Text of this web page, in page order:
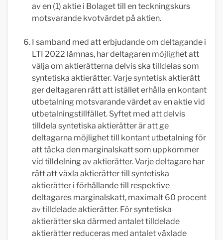
av en (1) aktie i Bolaget till en teckningskurs
motsvarande kvotvärdet på aktien.
I samband med att erbjudande om deltagande i
LTI 2022 lämnas, har deltagaren möjlighet att
välja om aktierätterna delvis ska tilldelas som
syntetiska aktierätter. Varje syntetisk aktierätt
ger deltagaren rätt att istället erhålla en kontant
utbetalning motsvarande värdet av en aktie vid
utbetalningstillfället. Syftet med att delvis
tilldela syntetiska aktierätter är att ge
deltagarna möjlighet till kontant utbetalning för
att täcka den marginalskatt som uppkommer
vid tilldelning av aktierätter. Varje deltagare har
rätt att växla aktierätter till syntetiska
aktierätter i förhållande till respektive
deltagares marginalskatt, maximalt 60 procent
av tilldelade aktierätter. För syntetiska
aktierätter ska därmed antalet tilldelade
aktierätter reduceras med antalet växlade